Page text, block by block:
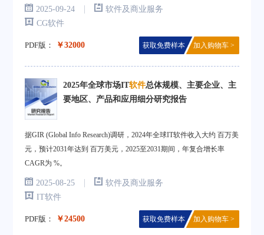
2025-09-24 |
软件及商业服务
CG软件
PDF版： ￥32000 获取免费样本 加入购物车 >
2025年全球市场IT软件总体规模、主要企业、主
要地区、产品和应用细分研究报告
据GIR (Global Info Research)调研，2024年全球IT软件收入大约 百万美
元，预计2031年达到 百万美元，2025至2031期间，年复合增长率
CAGR为 %。
2025-08-25 |
软件及商业服务
IT软件
PDF版： ￥24500 获取免费样本 加入购物车 >